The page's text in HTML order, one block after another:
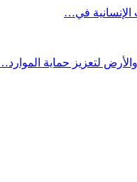
لتعزيز حماية